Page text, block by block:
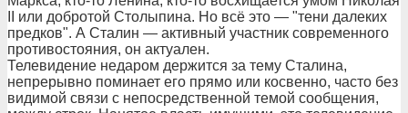
II или добротой Столыпина. Но всё это — "тени далеких
предков". А Сталин — активный участник современного
противостояния, он актуален.
Телевидение недаром держится за тему Сталина,
непрерывно поминает его прямо или косвенно, часто без
видимой связи с непосредственной темой сообщения,